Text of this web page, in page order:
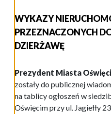
WYKAZY
PRZEZNACZONYCH
DZIERŻAWĘ
Prezydent Miasta
zostały do publicznej
na tablicy ogłoszeń w
Oświęcim przy ul. Jagiełły